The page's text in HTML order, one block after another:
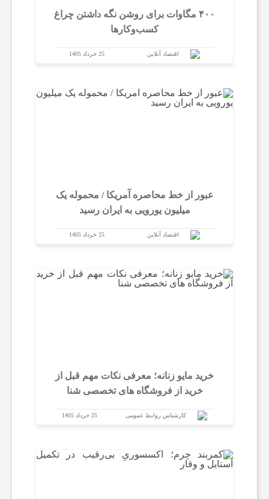
۴۰۰ مگاوات برای روشن نگه داشتن چراغ
کسب‌وکار‌ها
اقتصاد آنلاین 25 خرداد 1405
عبور از خط محاصره آمریکا / محموله یک
میلیون یورویی به ایران رسید
اقتصاد آنلاین 25 خرداد 1405
خرید مایو زنانه؛ معرفی نکات مهم قبل از
خرید از فروشگاه های تخصصی شنا
کارشناس روابط عمومی 25 خرداد 1405